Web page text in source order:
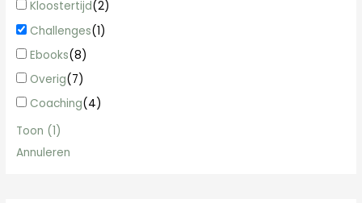
Kloostertijd(2)
Challenges(1)
Ebooks(8)
Overig(7)
Coaching(4)
Toon (1)
Annuleren